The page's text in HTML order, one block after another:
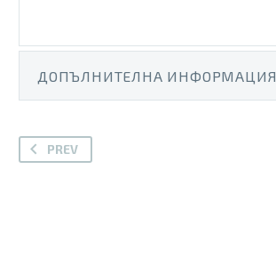
ДОПЪЛНИТЕЛНА ИНФОРМАЦИЯ
PREV